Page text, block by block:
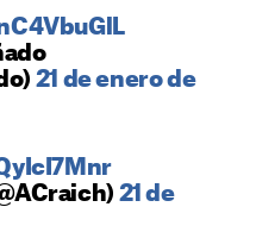
21 de enero de
21 de